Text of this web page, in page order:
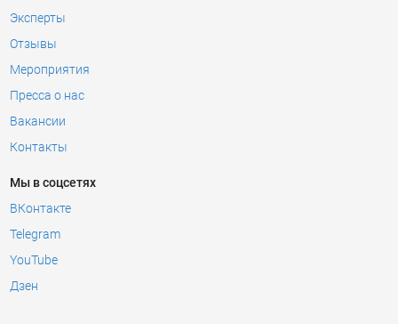
Эксперты
Отзывы
Мероприятия
Пресса о нас
Вакансии
Контакты
Мы в соцсетях
ВКонтакте
Telegram
YouTube
Дзен